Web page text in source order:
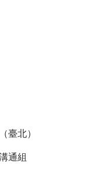
臺北）
通組